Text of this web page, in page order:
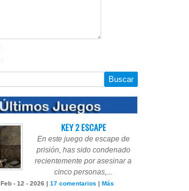
KEY 2 ESCAPE
En este juego de escape de
prisión, has sido condenado
recientemente por asesinar a
cinco personas,...
Feb - 12 - 2026 | 17 comentarios | Más